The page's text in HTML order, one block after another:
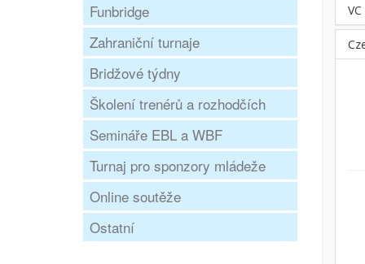
Funbridge
Zahraniční turnaje
Bridžové týdny
Školení trenérů a rozhodčích
Semináře EBL a WBF
Turnaj pro sponzory mládeže
Online soutěže
Ostatní